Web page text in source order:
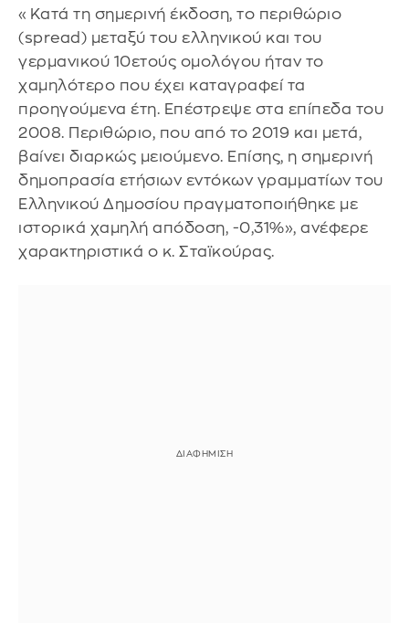
«Κατά τη σημερινή έκδοση, το περιθώριο
(spread) μεταξύ του ελληνικού και του
γερμανικού 10ετούς ομολόγου ήταν το
χαμηλότερο που έχει καταγραφεί τα
προηγούμενα έτη. Επέστρεψε στα επίπεδα του
2008. Περιθώριο, που από το 2019 και μετά,
βαίνει διαρκώς μειούμενο. Επίσης, η σημερινή
δημοπρασία ετήσιων εντόκων γραμματίων του
Ελληνικού Δημοσίου πραγματοποιήθηκε με
ιστορικά χαμηλή απόδοση, -0,31%», ανέφερε
χαρακτηριστικά ο κ. Σταϊκούρας.